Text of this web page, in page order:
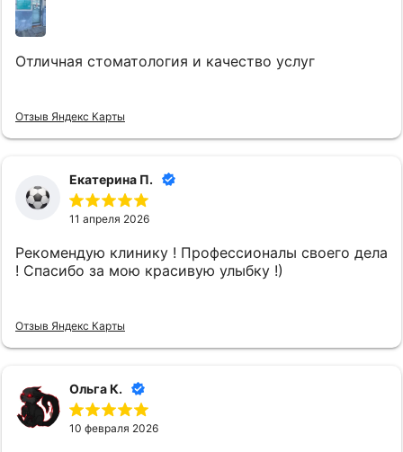
Отличная стоматология и качество услуг
Отзыв Яндекс Карты
Екатерина П.
11 апреля 2026
Рекомендую клинику ! Профессионалы своего дела
! Спасибо за мою красивую улыбку !)
Отзыв Яндекс Карты
Ольга К.
10 февраля 2026